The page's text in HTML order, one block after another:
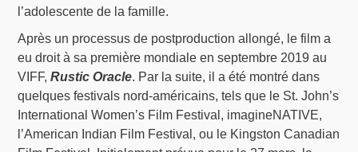
l’adolescente de la famille.
Après un processus de postproduction allongé, le film a
eu droit à sa première mondiale en septembre 2019 au
VIFF,Rustic Oracle. Par la suite, il a été montré dans
quelques festivals nord-américains, tels que le St. John’s
International Women’s Film Festival, imagineNATIVE,
l’American Indian Film Festival, ou le Kingston Canadian